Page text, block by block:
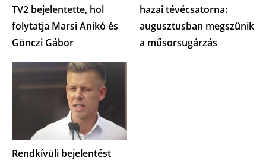
TV2 bejelentette, hol
folytatja Marsi Anikó és
Gönczi Gábor
hazai tévécsatorna:
augusztusban megszűnik
a műsorsugárzás
Rendkívüli bejelentést